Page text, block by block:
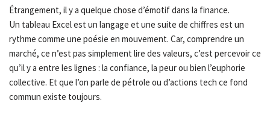
Étrangement, il y a quelque chose d’émotif dans la finance.
Un tableau Excel est un langage et une suite de chiffres est un
rythme comme une poésie en mouvement. Car, comprendre un
marché, ce n’est pas simplement lire des valeurs, c’est percevoir ce
qu’il y a entre les lignes : la confiance, la peur ou bien l’euphorie
collective. Et que l’on parle de pétrole ou d’actions tech ce fond
commun existe toujours.